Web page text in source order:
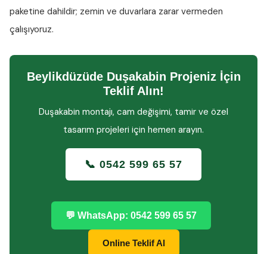
paketine dahildir; zemin ve duvarlara zarar vermeden
çalışıyoruz.
Beylikdüzüde Duşakabin Projeniz İçin
Teklif Alın!
Duşakabin montajı, cam değişimi, tamir ve özel
tasarım projeleri için hemen arayın.
📞 0542 599 65 57
💬 WhatsApp: 0542 599 65 57
Online Teklif Al